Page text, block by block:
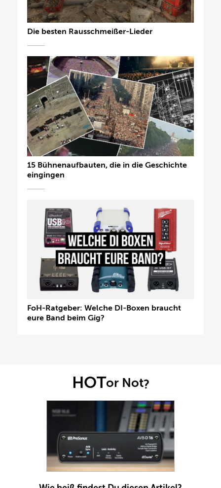
Die besten Rausschmeißer-Lieder
15 Bühnenaufbauten, die in die Geschichte
eingingen
FoH-Ratgeber: Welche DI-Boxen braucht
eure Band beim Gig?
HOTor Not?